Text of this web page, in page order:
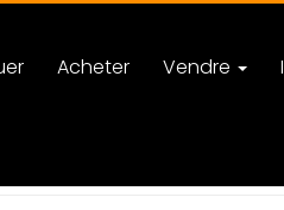
Acheter Vendre